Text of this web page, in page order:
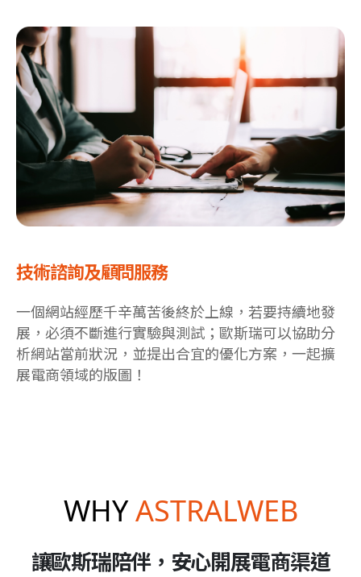
技術諮詢及顧問服務
一個網站經歷千辛萬苦後終於上線，若要持續地發
展，必須不斷進行實驗與測試；歐斯瑞可以協助分
析網站當前狀況，並提出合宜的優化方案，一起擴
展電商領域的版圖！
WHYASTRALWEB
讓歐斯瑞陪伴，安心開展電商渠道